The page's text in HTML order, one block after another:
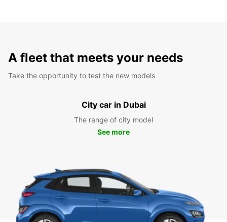
A fleet that meets your needs
Take the opportunity to test the new models
City car in Dubai
The range of city model
See more